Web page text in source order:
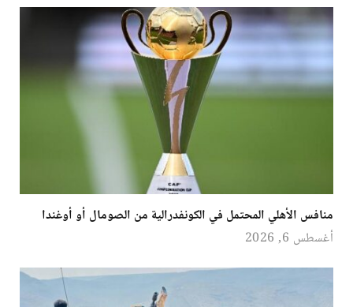
منافس الأهلي المحتمل في الكونفدرالية من الصومال أو أوغندا
أغسطس 6, 2026